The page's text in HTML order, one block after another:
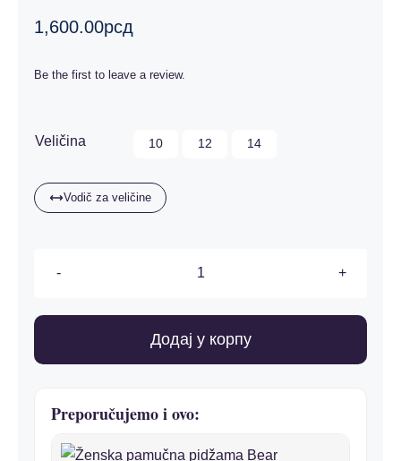
1,600.00рсд
Be the first to leave a review.
Veličina 10 12 14
Vodič za veličine
количина
Додај у корпу
Preporučujemo i ovo: